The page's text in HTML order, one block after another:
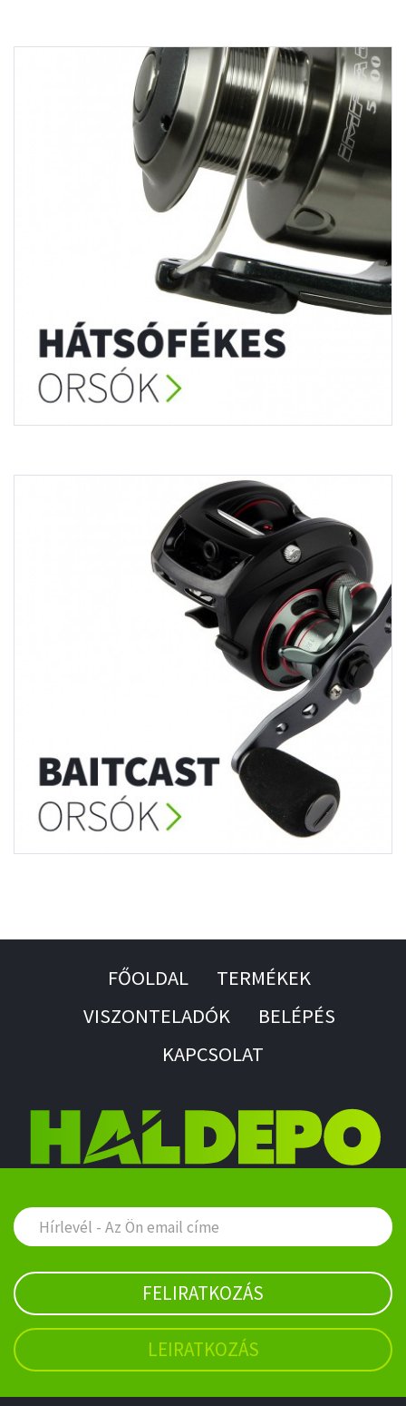
FŐOLDAL
TERMÉKEK
VISZONTELADÓK
BELÉPÉS
KAPCSOLAT
FELIRATKOZÁS
LEIRATKOZÁS